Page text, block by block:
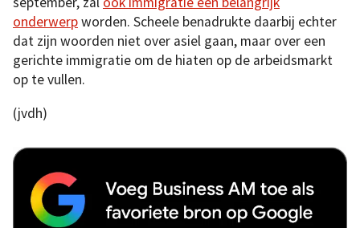
onderwerpworden. Scheele benadrukte daarbij echter
dat zijn woorden niet over asiel gaan, maar over een
gerichte immigratie om de hiaten op de arbeidsmarkt
op te vullen.
(jvdh)